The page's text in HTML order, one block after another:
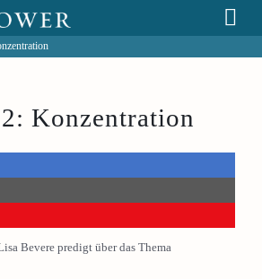
Konzentration
Bevere predigt über das Thema